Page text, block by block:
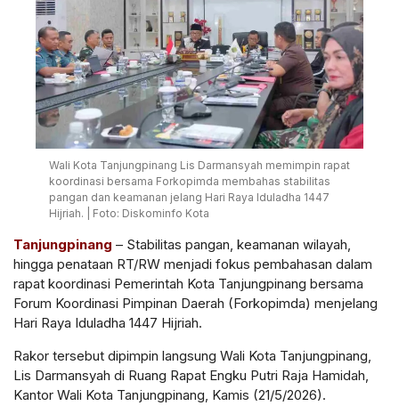
Wali Kota Tanjungpinang Lis Darmansyah memimpin rapat
koordinasi bersama Forkopimda membahas stabilitas
pangan dan keamanan jelang Hari Raya Iduladha 1447
Hijriah. | Foto: Diskominfo Kota
Tanjungpinang – Stabilitas pangan, keamanan wilayah,
hingga penataan RT/RW menjadi fokus pembahasan dalam
rapat koordinasi Pemerintah Kota Tanjungpinang bersama
Forum Koordinasi Pimpinan Daerah (Forkopimda) menjelang
Hari Raya Iduladha 1447 Hijriah.
Rakor tersebut dipimpin langsung Wali Kota Tanjungpinang,
Lis Darmansyah di Ruang Rapat Engku Putri Raja Hamidah,
Kantor Wali Kota Tanjungpinang, Kamis (21/5/2026).